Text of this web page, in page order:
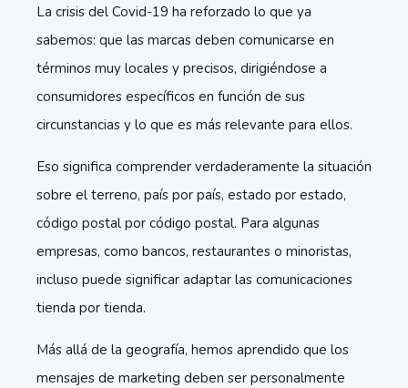
La crisis del Covid-19 ha reforzado lo que ya
sabemos: que las marcas deben comunicarse en
términos muy locales y precisos, dirigiéndose a
consumidores específicos en función de sus
circunstancias y lo que es más relevante para ellos.
Eso significa comprender verdaderamente la situación
sobre el terreno, país por país, estado por estado,
código postal por código postal. Para algunas
empresas, como bancos, restaurantes o minoristas,
incluso puede significar adaptar las comunicaciones
tienda por tienda.
Más allá de la geografía, hemos aprendido que los
mensajes de marketing deben ser personalmente